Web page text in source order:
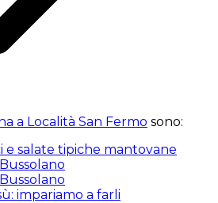
a Località San Fermo sono:
e salate tipiche mantovane
impariamo a farli